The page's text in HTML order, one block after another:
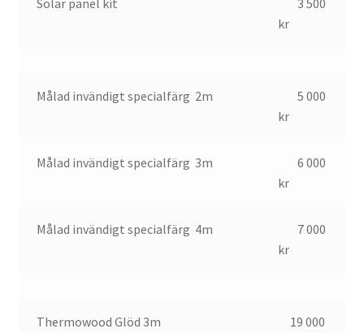
Solar panel kit
3 500
kr
Målad invändigt specialfärg 2m
5 000
kr
Målad invändigt specialfärg 3m
6 000
kr
Målad invändigt specialfärg 4m
7 000
kr
Thermowood Glöd 3m
19 000